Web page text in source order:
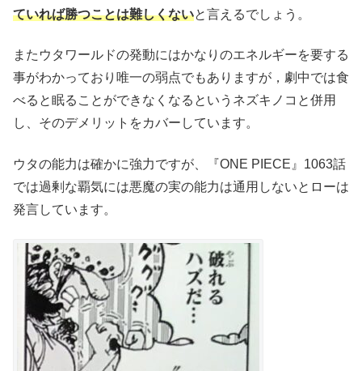
ていれば勝つことは難しくないと言えるでしょう。
またウタワールドの発動にはかなりのエネルギーを要する
事がわかっており唯一の弱点でもありますが，劇中では食
べると眠ることができなくなるというネズキノコと併用
し、そのデメリットをカバーしています。
ウタの能力は確かに強力ですが、『ONE PIECE』1063話
では過剰な覇気には悪魔の実の能力は通用しないとローは
発言しています。